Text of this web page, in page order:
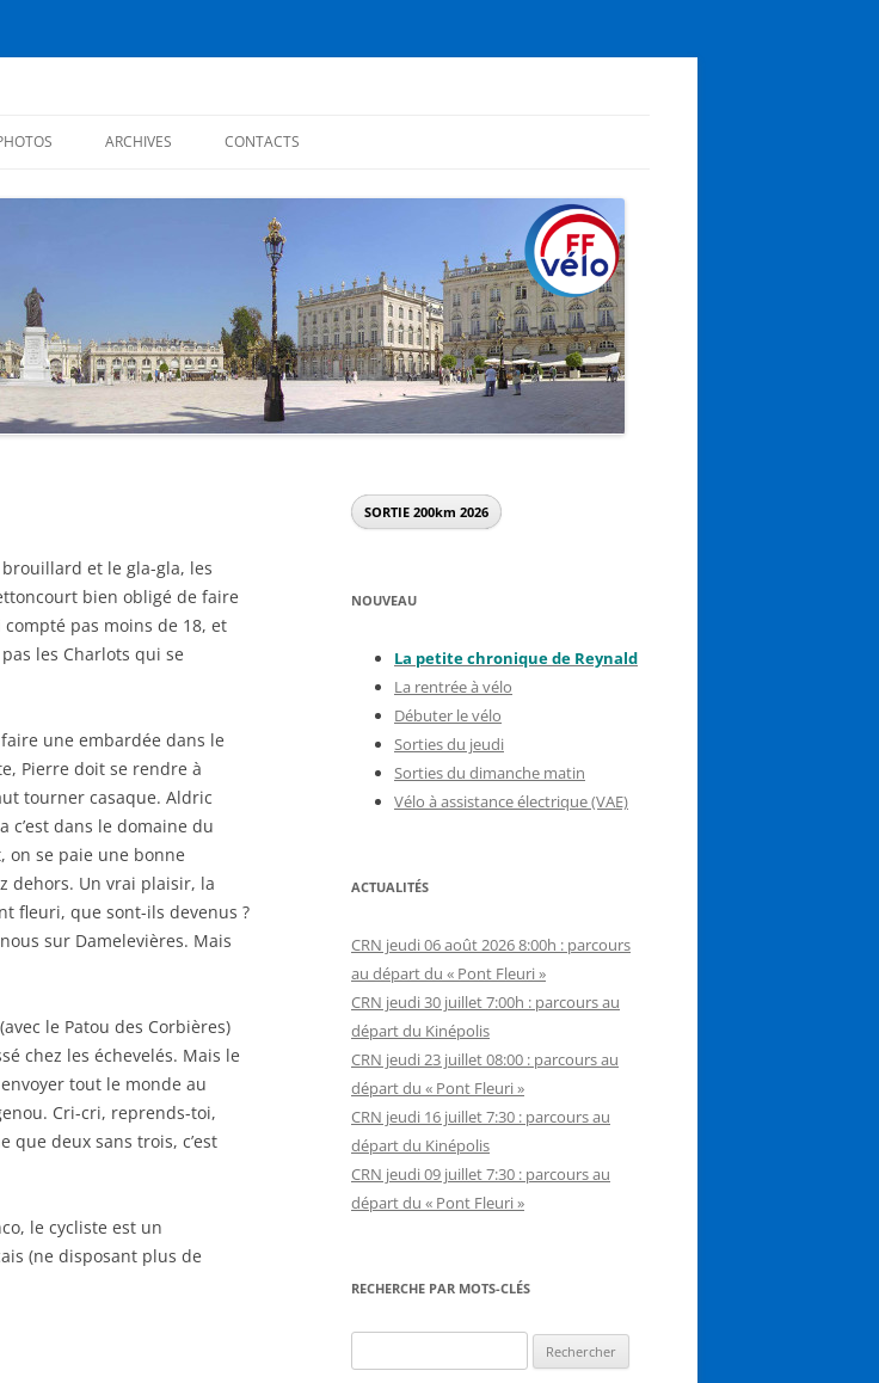
ARCHIVES
CHRONIQUES 2014
CHRONIQUES 2013
PREMIÈRES CHRONIQUES (2012)
CONTACTS
et le gla-gla, les
bien obligé de faire
pas moins de 18, et
les Charlots qui se
une embardée dans le
Pierre doit se rendre à
tourner casaque. Aldric
dans le domaine du
on se paie une bonne
dehors. Un vrai plaisir, la
fleuri, que sont-ils devenus ?
sur Damelevières. Mais
le Patou des Corbières)
chez les échevelés. Mais le
tout le monde au
Cri-cri, reprends-toi,
que deux sans trois, c’est
le cycliste est un
(ne disposant plus de
SORTIE 200km 2026
NOUVEAU
La petite chronique de Reynald
La rentrée à vélo
Débuter le vélo
Sorties du jeudi
Sorties du dimanche matin
Vélo à assistance électrique (VAE)
ACTUALITÉS
CRN jeudi 06 août 2026 8:00h : parcours
au départ du « Pont Fleuri »
CRN jeudi 30 juillet 7:00h : parcours au
départ du Kinépolis
CRN jeudi 23 juillet 08:00 : parcours au
départ du « Pont Fleuri »
CRN jeudi 16 juillet 7:30 : parcours au
départ du Kinépolis
CRN jeudi 09 juillet 7:30 : parcours au
départ du « Pont Fleuri »
RECHERCHE PAR MOTS-CLÉS